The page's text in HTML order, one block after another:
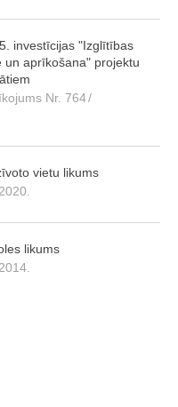
investīcijas "Izglītības
un aprīkošana" projektu
Nr. 764/
vietu likums
likums